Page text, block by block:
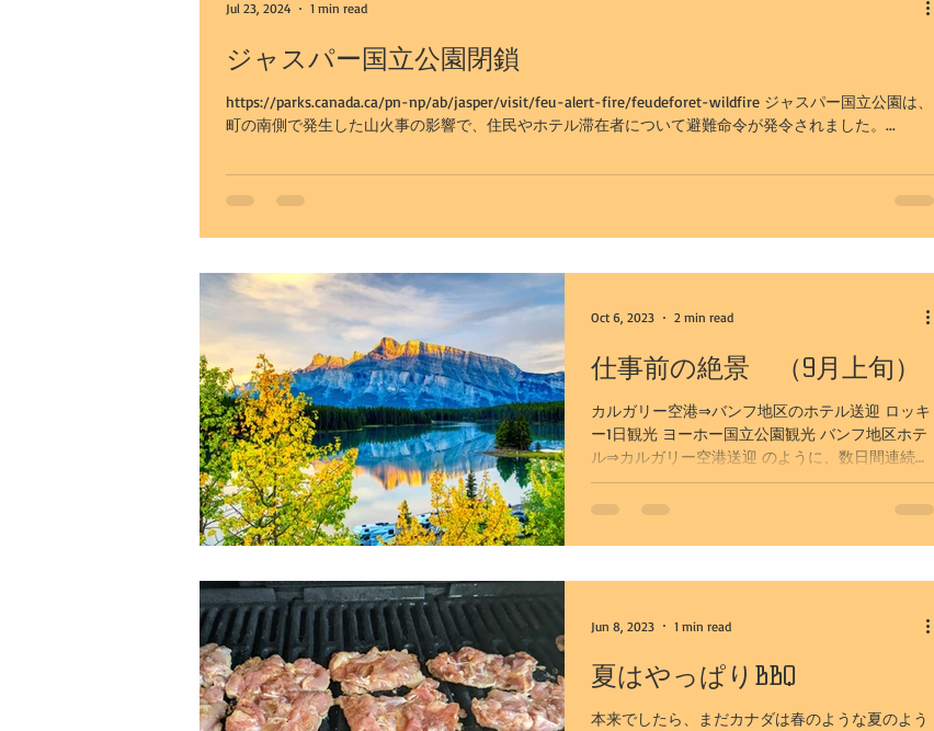
ジャスパー国立公園閉鎖
https://parks.canada.ca/pn-np/ab/jasper/visit/feu-alert-fire/feudeforet-wildfire ジャスパー国立公園は、
町の南側で発生した山火事の影響で、住民やホテル滞在者について避難命令が発令されました。...
Jul 23, 2024 1 min read
仕事前の絶景 （9月上旬）
カルガリー空港⇒バンフ地区のホテル送迎 ロッキ
ー1日観光 ヨーホー国立公園観光 バンフ地区ホテ
ル⇒カルガリー空港送迎 のように、数日間連続し
ての仕事のこともあれば、 バンフ地区ホテル⇒カ
ルガリー空港送迎 のように、単発の仕事のことも
Oct 6, 2023 2 min read
夏はやっぱりBBQ
本来でしたら、まだカナダは春のような夏のよう
Jun 8, 2023 1 min read